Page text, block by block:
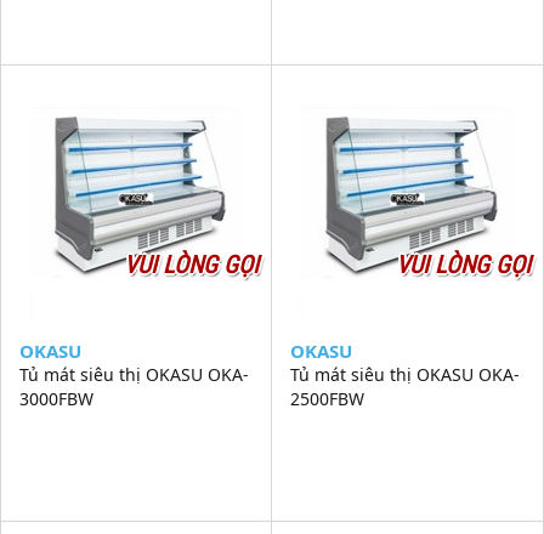
VUI LÒNG GỌI
OKASU
Tủ mát siêu thị OKASU OKA-
3000FBW
VUI LÒNG GỌI
OKASU
Tủ mát siêu thị OKASU OKA-
2500FBW